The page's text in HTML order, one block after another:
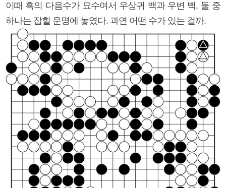
이때 흑의 다음수가 묘수여서 우상귀 백과 우변 백, 둘 중
하나는 잡힐 운명에 놓였다. 과연 어떤 수가 있는 걸까.